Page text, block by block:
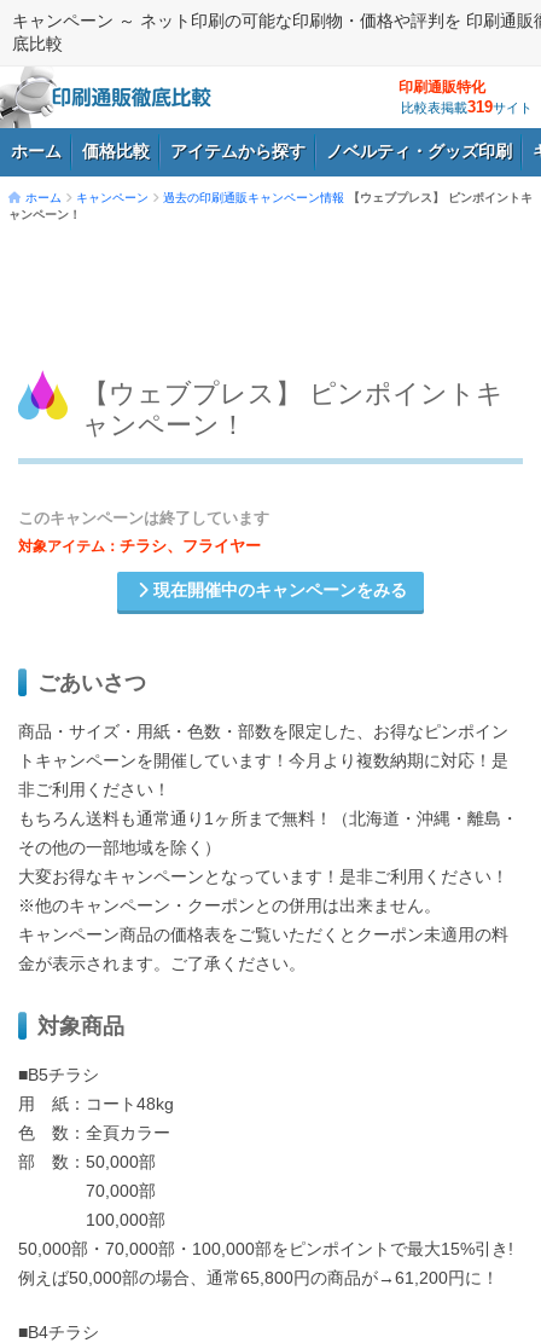
キャンペーン ～ ネット印刷の可能な印刷物・価格や評判を 印刷通販
底比較
印刷通販特化
比較表掲載319サイト
ホーム 価格比較 アイテムから探す ノベルティ・グッズ印刷
ホーム キャンペーン 過去の印刷通販キャンペーン情報
【ウェブプレス】 ピンポイントキ
ャンペーン！
【ウェブプレス】 ピンポイントキ
ャンペーン！
このキャンペーンは終了しています
対象アイテム： チラシ、フライヤー
現在開催中のキャンペーンをみる
ごあいさつ
商品・サイズ・用紙・色数・部数を限定した、お得なピンポイン
トキャンペーンを開催しています！今月より複数納期に対応！是
非ご利用ください！
もちろん送料も通常通り1ヶ所まで無料！（北海道・沖縄・離島・
その他の一部地域を除く）
大変お得なキャンペーンとなっています！是非ご利用ください！
※他のキャンペーン・クーポンとの併用は出来ません。
キャンペーン商品の価格表をご覧いただくとクーポン未適用の料
金が表示されます。ご了承ください。
対象商品
■B5チラシ
用 紙：コート48kg
色 数：全頁カラー
部 数：50,000部
70,000部
100,000部
50,000部・70,000部・100,000部をピンポイントで最大15%引き!
例えば50,000部の場合、通常65,800円の商品が→61,200円に！
■B4チラシ